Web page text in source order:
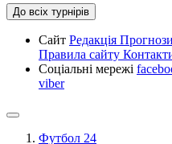
До всіх турнірів
Сайт Редакція Прогнози
Правила сайту
Соціальні мережі
viber
Футбол 24